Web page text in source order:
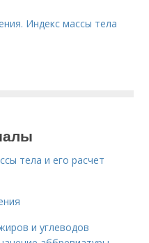
Индекс массы тела
тела и его расчет
и углеводов